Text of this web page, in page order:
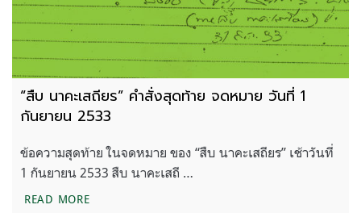
“สืบ นาคะเสถียร” คำสั่งสุดท้าย จดหมาย วันที่ 1
กันยายน 2533
ข้อความสุดท้าย ในจดหมาย ของ “สืบ นาคะเสถียร” เช้าวันที่
1 กันยายน 2533 สืบ นาคะเสถี …
READ MORE“สืบ นาคะเสถียร” คำสั่งสุดท้าย จดหมาย วันที่ 1 กันย